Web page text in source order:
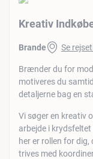
Kreativ
Brande Se
Brænder du for
motiveres du
detaljerne bag en
Vi søger en kreativ
arbejde i
her er rollen for dig,
trives med